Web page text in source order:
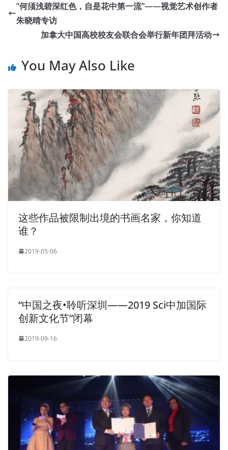
”何须浅碧深红色，自是花中第一流”——视觉艺术创作者
朱晓晴专访
加拿大中国高校校友会联合会举行新年团拜活动
You May Also Like
这些作品被限制出境的书画名家，你知道
谁？
2019-05-06
“中国之夜•聆听深圳——2019 Sci中加国际
创新文化节”闭幕
2019-09-16